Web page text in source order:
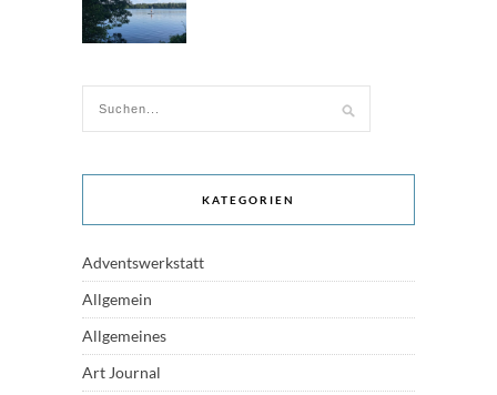
KATEGORIEN
Adventswerkstatt
Allgemein
Allgemeines
Art Journal